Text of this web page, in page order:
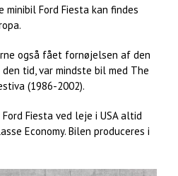
Ford Fiesta kan findes
også fået fornøjelsen af den
tid, var mindste bil med The
(1986-2002).
Fiesta ved leje i USA altid
Economy. Bilen produceres i